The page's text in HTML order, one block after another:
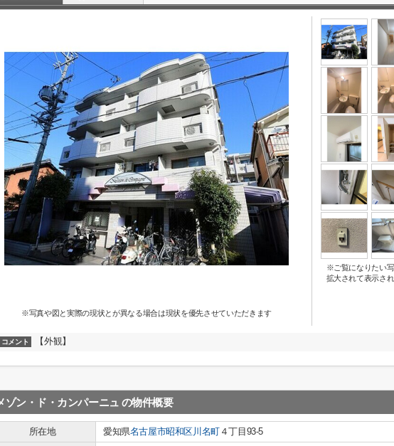
※写真や図と実際の現状とが異なる場合は現状を優先させていただきます
※ご覧になりたい
拡大されて表示され
コメント 【外観】
ゾン・ド・カンパーニュ の物件概要
所在地 愛知県名古屋市昭和区川名町４丁目93-5